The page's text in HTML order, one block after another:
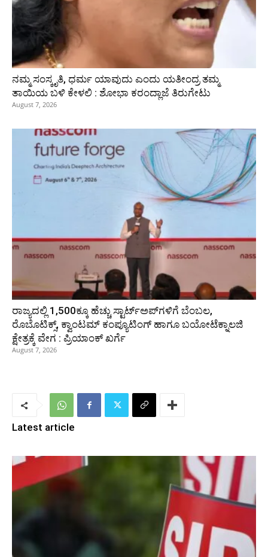
ನಮ್ಮ ಸಂಸ್ಕೃತಿ, ಧರ್ಮ ಯಾವುದು ಎಂದು ಯತೀಂದ್ರ ತಮ್ಮ
ತಾಯಿಯ ಬಳಿ ಕೇಳಲಿ : ಶೋಭಾ ಕರಂದ್ಲಾಜೆ ತಿರುಗೇಟು
August 7, 2026
ರಾಜ್ಯದಲ್ಲಿ 1,500ಕ್ಕೂ ಹೆಚ್ಚು ಸ್ಟಾರ್ಟ್‌ಅಪ್‌ಗಳಿಗೆ ಬೆಂಬಲ,
ರೊಬೊಟಿಕ್ಸ್, ಕ್ವಾಂಟಮ್ ಕಂಪ್ಯೂಟಿಂಗ್ ಹಾಗೂ ಬಯೋಟೆಕ್ನಾಲಜಿ
ಕ್ಷೇತ್ರಕ್ಕೆ ವೇಗ : ಪ್ರಿಯಾಂಕ್‌ ಖರ್ಗೆ
August 7, 2026
Latest article